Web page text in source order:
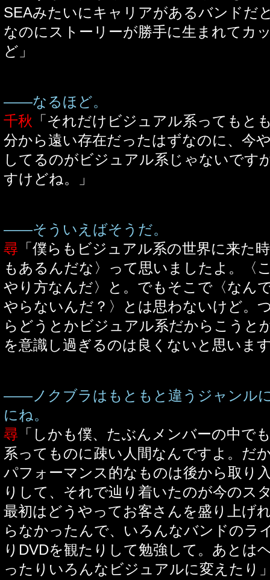
SEAみたいにキャリアがあるバンドだ
なのにストーリーが勝手に生まれてカ
ど」
――なるほど。
千秋 「それだけビジュアル系ってもと
分から遠い存在だったはずなのに、今
してるのがビジュアル系じゃないです
すけどね。」
――そういえばそうだ。
尋 「僕らもビジュアル系の世界に来た
もあるんだな〉って思いましたよ。〈
やり方なんだ〉と。でもそこで〈なん
やらないんだ？〉とは思わないけど。
らどうとかビジュアル系だからこうと
を意識し過ぎるのは良くないと思いま
――ノクブラはもともと違うジャンル
にね。
尋 「しかも僕、たぶんメンバーの中で
系ってものに疎い人間なんですよ。だ
パフォーマンス的なものは後から取り
りして、それで辿り着いたのが今のス
最初はどうやってお客さんを盛り上げ
らなかったんで、いろんなバンドのラ
りDVDを観たりして勉強して。あとは
ったりいろんなビジュアルに変えたり